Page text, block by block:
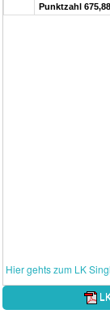
Punktzahl
Hier gehts zum LK